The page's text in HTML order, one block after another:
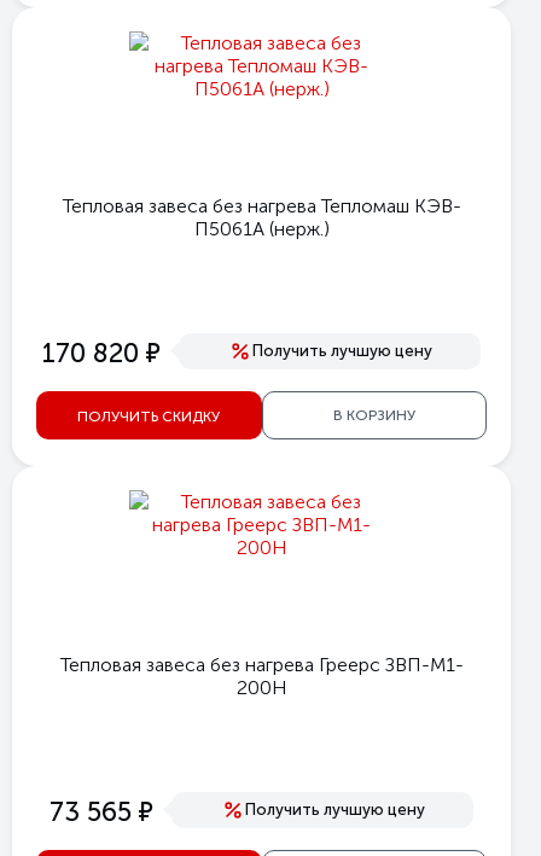
Тепловая завеса без нагрева Тепломаш КЭВ-
П5061А (нерж.)
170 820 е Получить лучшую цену
ПОЛУЧИТЬ СКИДКУ В КОРЗИНУ
Тепловая завеса без нагрева Греерс ЗВП-М1-
200Н
73 565 е Получить лучшую цену